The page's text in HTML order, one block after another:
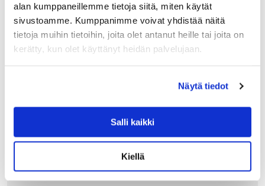
alan kumppaneillemme tietoja siitä, miten käytät
sivustoamme. Kumppanimme voivat yhdistää näitä
tietoja muihin tietoihin, joita olet antanut heille tai joita on
kerätty, kun olet käyttänyt heidän palvelujaan.
Näytä tiedot
Salli kaikki
Kiellä
ALESSI MAGIC BUNNY HAMMASTIKKUTELIN
jäävät suojaan taikurin hattuun. Pupua korvista nostamalla
Stefano Giovannoni halusi poistaa pienimmänkin
vaivaantuneisuuden…
30.00€